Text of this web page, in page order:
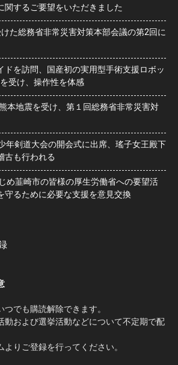
関するご要望をいただきました
た総務省非常災害対策本部会議の第2回に
ドを訪問、国産初の実用型手術支援ロボッ
受け、操作性を体感
本地震を受け、第１回総務省非常災害対
年剣道大会の開会式に出席、瑤子女王殿下
古も行われる
め韮崎市の皆様の厚生労働省への要望活
守るために必要な支援を意見交換
つでも購読解除できます。
動および選挙活動などについて不定期で配
よりご登録を行ってください。